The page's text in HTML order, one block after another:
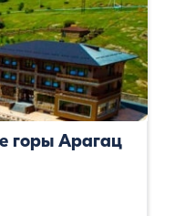
горы Арагац